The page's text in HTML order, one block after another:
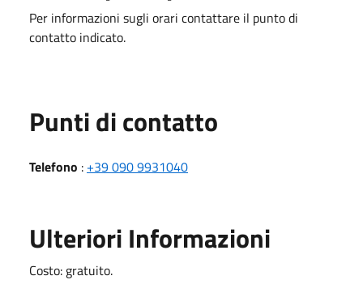
Per informazioni sugli orari contattare il punto di
contatto indicato.
Punti di contatto
Telefono : +39 090 9931040
Ulteriori Informazioni
Costo: gratuito.